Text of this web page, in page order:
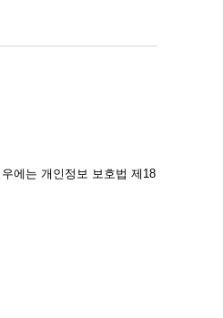
에는 개인정보 보호법 제18